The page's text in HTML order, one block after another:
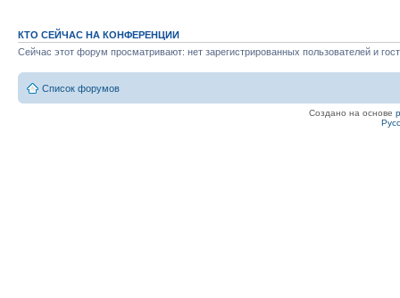
КТО СЕЙЧАС НА КОНФЕРЕНЦИИ
Сейчас этот форум просматривают: нет зарегистрированных пользователей и
Список форумов
Создано на основе